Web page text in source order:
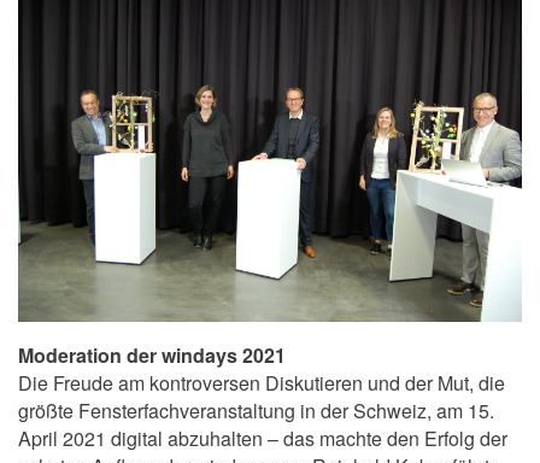
Moderation der windays 2021
Die Freude am kontroversen Diskutieren und der Mut, die
größte Fensterfachveranstaltung in der Schweiz, am 15.
April 2021 digital abzuhalten – das machte den Erfolg der